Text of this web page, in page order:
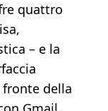
quattro
– e la
della